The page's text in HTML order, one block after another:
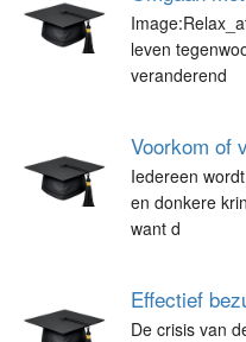
leven
veranderend
Voorkom of
Iedereen
en donkere
want d
Effectief
De crisis van